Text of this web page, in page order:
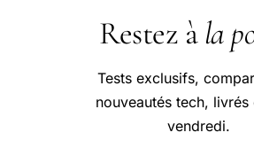
Restez à la
Tests exclusifs,
nouveautés tech, livrés
vendredi.